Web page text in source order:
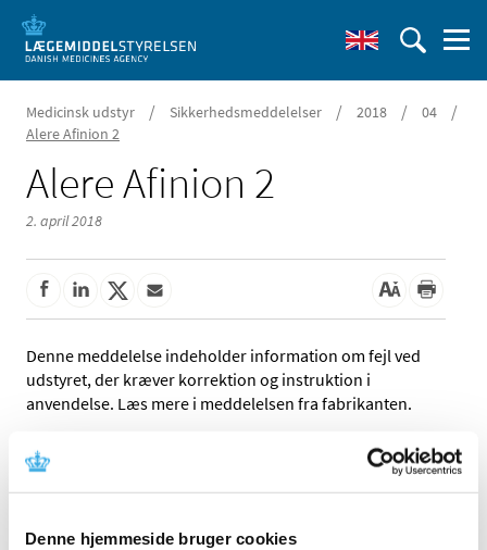
Denne hjemmeside bruger cookies
Medicinsk udstyr / Sikkerhedsmeddelelser / 2018 / 04 /
Alere Afinion 2
Alere Afinion 2
2. april 2018
Denne meddelelse indeholder information om fejl ved
udstyret, der kræver korrektion og instruktion i
anvendelse. Læs mere i meddelelsen fra fabrikanten.
Referencer
Fabrikant: Alere Technologies AS